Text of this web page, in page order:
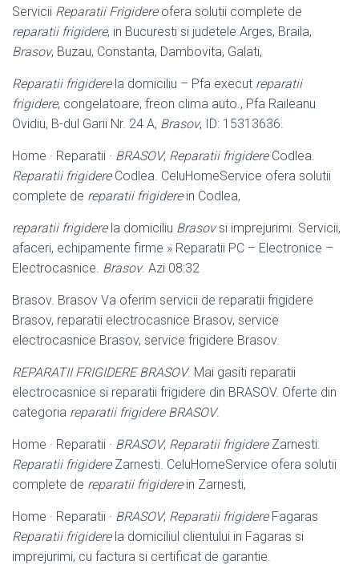
Servicii Reparatii Frigidereofera solutii complete de
reparatii frigidere, in Bucuresti si judetele Arges, Braila,
Brasov, Buzau, Constanta, Dambovita, Galati,
Reparatii frigiderela domiciliu – Pfa execut reparatii
frigidere, congelatoare, freon clima auto., Pfa Raileanu
Ovidiu, B-dul Garii Nr. 24 A, Brasov, ID: 15313636.
Home · Reparatii · BRASOV; Reparatii frigidereCodlea.
Reparatii frigidereCodlea. CeluHomeService ofera solutii
complete de reparatii frigiderein Codlea,
reparatii frigiderela domiciliu Brasovsi imprejurimi. Servicii,
afaceri, echipamente firme » Reparatii PC – Electronice –
Electrocasnice. Brasov. Azi 08:32
Brasov. Brasov Va oferim servicii de reparatii frigidere
Brasov, reparatii electrocasnice Brasov, service
electrocasnice Brasov, service frigidere Brasov.
REPARATII FRIGIDERE BRASOV. Mai gasiti reparatii
electrocasnice si reparatii frigidere din BRASOV. Oferte din
categoria reparatii frigidere BRASOV.
Home · Reparatii · BRASOV; Reparatii frigidereZarnesti.
Reparatii frigidereZarnesti. CeluHomeService ofera solutii
complete de reparatii frigiderein Zarnesti,
Home · Reparatii · BRASOV; Reparatii frigidereFagaras
Reparatii frigiderela domiciliul clientului in Fagaras si
imprejurimi, cu factura si certificat de garantie.